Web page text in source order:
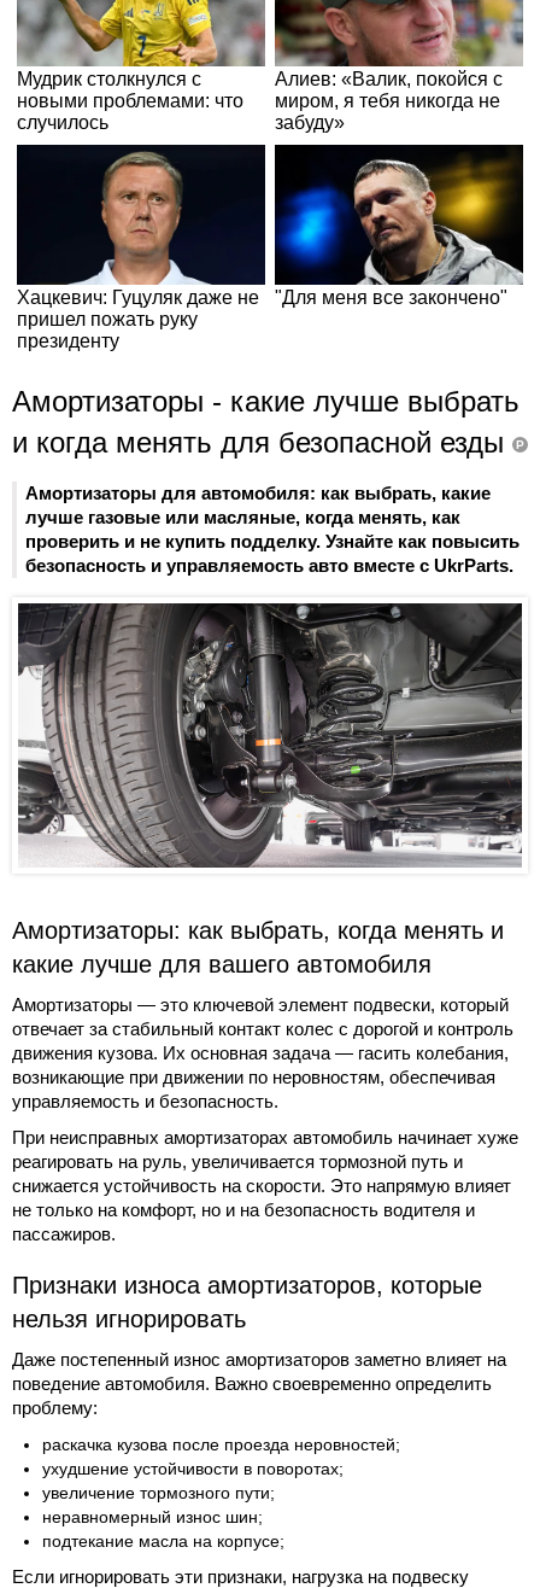
Амортизаторы - какие лучше выбрать
и когда менять для безопасной езды
P
Амортизаторы для автомобиля: как выбрать, какие
лучше газовые или масляные, когда менять, как
проверить и не купить подделку. Узнайте как повысить
безопасность и управляемость авто вместе с UkrParts.
Амортизаторы: как выбрать, когда менять и
какие лучше для вашего автомобиля
Амортизаторы — это ключевой элемент подвески, который
отвечает за стабильный контакт колес с дорогой и контроль
движения кузова. Их основная задача — гасить колебания,
возникающие при движении по неровностям, обеспечивая
управляемость и безопасность.
При неисправных амортизаторах автомобиль начинает хуже
реагировать на руль, увеличивается тормозной путь и
снижается устойчивость на скорости. Это напрямую влияет
не только на комфорт, но и на безопасность водителя и
пассажиров.
Признаки износа амортизаторов, которые
нельзя игнорировать
Даже постепенный износ амортизаторов заметно влияет на
поведение автомобиля. Важно своевременно определить
проблему:
раскачка кузова после проезда неровностей;
ухудшение устойчивости в поворотах;
увеличение тормозного пути;
неравномерный износ шин;
подтекание масла на корпусе;
Если игнорировать эти признаки, нагрузка на подвеску